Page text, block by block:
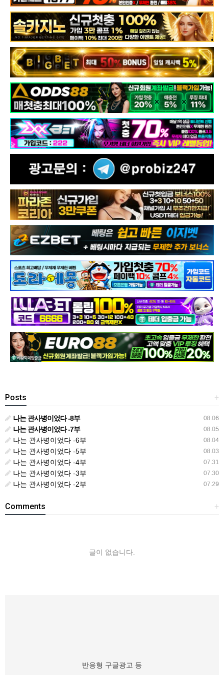
+
Posts
08.06
나는 관사병이었다 -8부
08.05
나는 관사병이었다 -7부
08.04
나는 관사병이었다 -6부
08.03
나는 관사병이었다 -5부
07.31
나는 관사병이었다 -4부
07.30
나는 관사병이었다 -3부
07.29
나는 관사병이었다 -2부
+
Comments
글이 없습니다.
반응형 구글광고 등